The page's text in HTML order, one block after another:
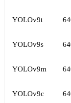
YOLOv9t
YOLOv9s
YOLOv9m
YOLOv9c